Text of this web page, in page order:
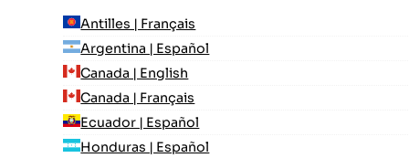
Antilles | Français
Argentina | Español
Canada | English
Canada | Français
Ecuador | Español
Honduras | Español